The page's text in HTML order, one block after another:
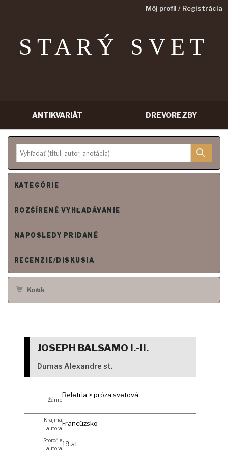
Môj profil / Registrácia
STARÝ SVET
ANTIKVARIÁT DREVOREZBY
r
ť
h
KATEGÓRIE
ROZŠÍRENÉ VYHĽADÁVANIE
NAPOSLEDY PRIDANÉ
RECENZIE/DISKUSIA
Košík
JOSEPH BALSAMO I.-II.
Dumas Alexandre st.
Žánre
Beletria > próza svetová
Krajina
autora
Francúzsko
Storočie
autora
19.st.